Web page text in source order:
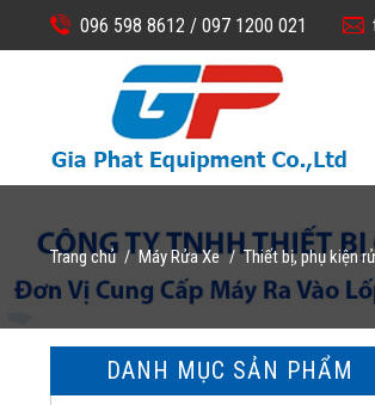
to
096 598 8612 / 097 1200 021
Trang chủ / Máy Rửa Xe / Thiết bị, phụ kiện
DANH MỤC SẢN PHẨM